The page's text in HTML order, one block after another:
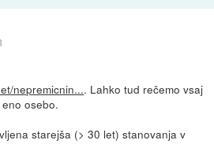
nepremicnin.... Lahko tud rečemo vsaj
osebo.
starejša (> 30 let) stanovanja v